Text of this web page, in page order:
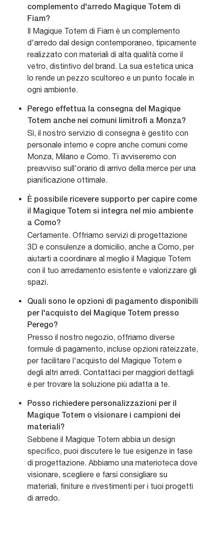
complemento d'arredo Magique Totem di
Fiam?
Il Magique Totem di Fiam è un complemento
d'arredo dal design contemporaneo, tipicamente
realizzato con materiali di alta qualità come il
vetro, distintivo del brand. La sua estetica unica
lo rende un pezzo scultoreo e un punto focale in
ogni ambiente.
Perego effettua la consegna del Magique
Totem anche nei comuni limitrofi a Monza?
Sì, il nostro servizio di consegna è gestito con
personale interno e copre anche comuni come
Monza, Milano e Como. Ti avviseremo con
preavviso sull'orario di arrivo della merce per una
pianificazione ottimale.
È possibile ricevere supporto per capire come
il Magique Totem si integra nel mio ambiente
a Como?
Certamente. Offriamo servizi di progettazione
3D e consulenze a domicilio, anche a Como, per
aiutarti a coordinare al meglio il Magique Totem
con il tuo arredamento esistente e valorizzare gli
spazi.
Quali sono le opzioni di pagamento disponibili
per l'acquisto del Magique Totem presso
Perego?
Presso il nostro negozio, offriamo diverse
formule di pagamento, incluse opzioni rateizzate,
per facilitare l'acquisto del Magique Totem e
degli altri arredi. Contattaci per maggiori dettagli
e per trovare la soluzione più adatta a te.
Posso richiedere personalizzazioni per il
Magique Totem o visionare i campioni dei
materiali?
Sebbene il Magique Totem abbia un design
specifico, puoi discutere le tue esigenze in fase
di progettazione. Abbiamo una materioteca dove
visionare, scegliere e farsi consigliare su
materiali, finiture e rivestimenti per i tuoi progetti
di arredo.